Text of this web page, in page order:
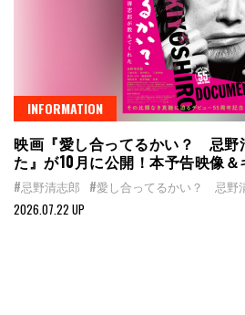
INFORMATION
映画『愛し合ってるかい？ 忌野
た』が10月に公開！本予告映像
#忌野清志郎 #愛し合ってるかい？ 忌野
2026.07.22 UP